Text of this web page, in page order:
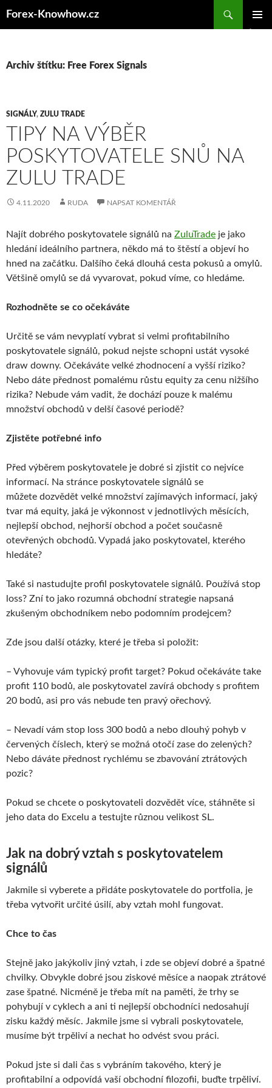
Forex-Knowhow.cz
Archiv štítku: Free Forex Signals
SIGNÁLY, ZULU TRADE
TIPY NA VÝBĚR
POSKYTOVATELE SNŮ NA
ZULU TRADE
4.11.2020 RUDA NAPSAT KOMENTÁŘ
Najít dobrého poskytovatele signálů na ZuluTrade je jako
hledání ideálního partnera, někdo má to štěstí a objeví ho
hned na začátku. Dalšího čeká dlouhá cesta pokusů a omylů.
Většině omylů se dá vyvarovat, pokud víme, co hledáme.
Rozhodněte se co očekáváte
Určitě se vám nevyplatí vybrat si velmi profitabilního
poskytovatele signálů, pokud nejste schopni ustát vysoké
draw downy. Očekáváte velké zhodnocení a vyšší riziko?
Nebo dáte přednost pomalému růstu equity za cenu nižšího
rizika? Nebude vám vadit, že dochází pouze k malému
množství obchodů v delší časové periodě?
Zjistěte potřebné info
Před výběrem poskytovatele je dobré si zjistit co nejvíce
informací. Na stránce poskytovatele signálů se
můžete dozvědět velké množství zajímavých informací, jaký
tvar má equity, jaká je výkonnost v jednotlivých měsících,
nejlepší obchod, nejhorší obchod a počet současně
otevřených obchodů. Vypadá jako poskytovatel, kterého
hledáte?
Také si nastudujte profil poskytovatele signálů. Používá stop
loss? Zní to jako rozumná obchodní strategie napsaná
zkušeným obchodníkem nebo podomním prodejcem?
Zde jsou další otázky, které je třeba si položit:
– Vyhovuje vám typický profit target? Pokud očekáváte take
profit 110 bodů, ale poskytovatel zavírá obchody s profitem
20 bodů, asi pro vás nebude ten pravý ořechový.
– Nevadí vám stop loss 300 bodů a nebo dlouhý pohyb v
červených číslech, který se možná otočí zase do zelených?
Nebo dáváte přednost rychlému se zbavování ztrátových
pozic?
Pokud se chcete o poskytovateli dozvědět více, stáhněte si
jeho data do Excelu a testujte různou velikost SL.
Jak na dobrý vztah s poskytovatelem
signálů
Jakmile si vyberete a přidáte poskytovatele do portfolia, je
třeba vytvořit určité úsilí, aby vztah mohl fungovat.
Chce to čas
Stejně jako jakýkoliv jiný vztah, i zde se objeví dobré a špatné
chvilky. Obvykle dobré jsou ziskové měsíce a naopak ztrátové
zase špatné. Nicméně je třeba mít na paměti, že trhy se
pohybují v cyklech a ani ti nejlepší obchodníci nedosahují
zisku každý měsíc. Jakmile jsme si vybrali poskytovatele,
musíme být trpěliví a nechat ho odvést svou práci.
Pokud jste si dali čas s vybráním takového, který je
profitabilní a odpovídá vaší obchodní filozofii, buďte trpěliví.